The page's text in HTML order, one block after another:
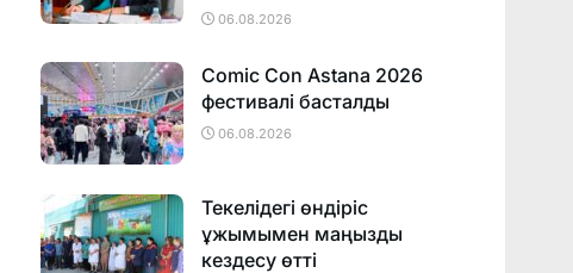
06.08.2026
Comic Con Astana 2026
фестивалi басталды
06.08.2026
Текелідегі өндіріс
ұжымымен маңызды
кездесу өтті